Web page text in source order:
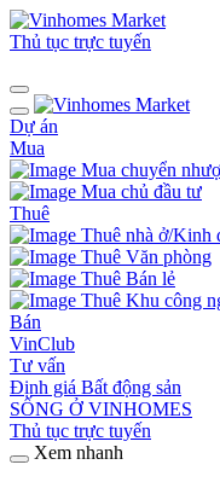
Thủ tục trực tuyến
Dự án
Mua
Mua chuyển
Mua chủ đầu tư
Thuê
Thuê nhà ở/Kinh
Thuê Văn phòng
Thuê Bán lẻ
Thuê Khu công
Bán
VinClub
Tư vấn
Định giá Bất động sản
SỐNG Ở VINHOMES
Thủ tục trực tuyến
Xem nhanh